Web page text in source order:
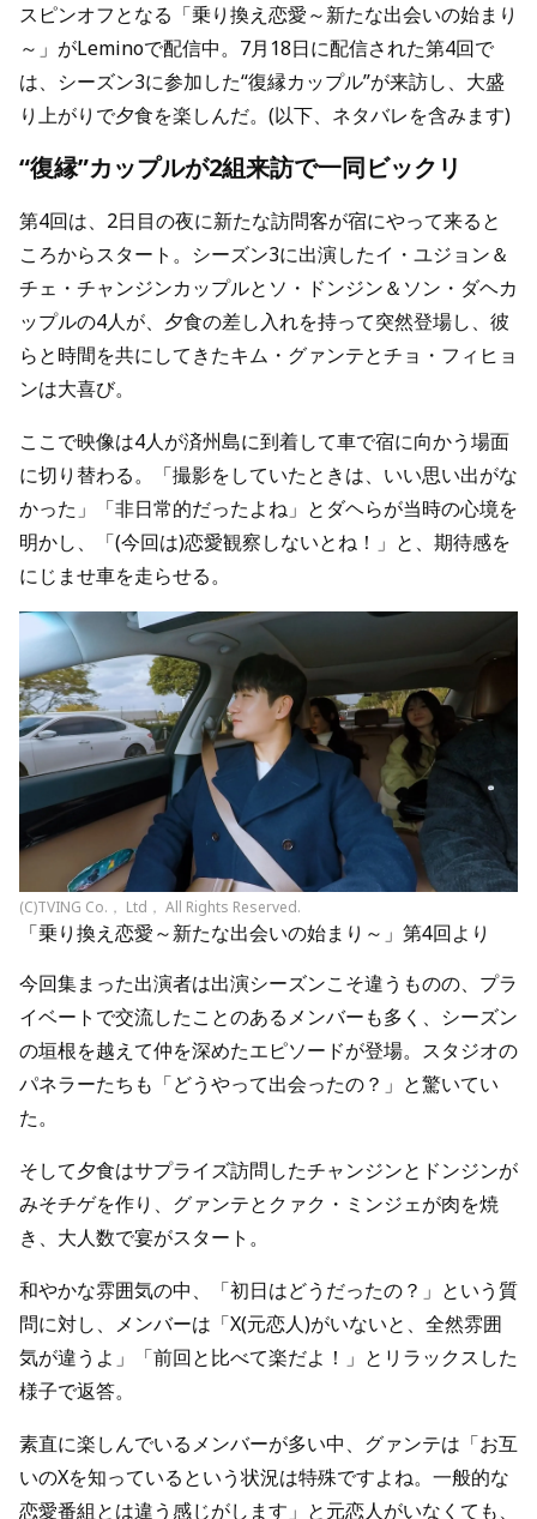
スピンオフとなる「乗り換え恋愛～新たな出会いの始まり
～」がLeminoで配信中。7月18日に配信された第4回で
は、シーズン3に参加した“復縁カップル”が来訪し、大盛
り上がりで夕食を楽しんだ。(以下、ネタバレを含みます)
“復縁”カップルが2組来訪で一同ビックリ
第4回は、2日目の夜に新たな訪問客が宿にやって来ると
ころからスタート。シーズン3に出演したイ・ユジョン＆
チェ・チャンジンカップルとソ・ドンジン＆ソン・ダヘカ
ップルの4人が、夕食の差し入れを持って突然登場し、彼
らと時間を共にしてきたキム・グァンテとチョ・フィヒョ
ンは大喜び。
ここで映像は4人が済州島に到着して車で宿に向かう場面
に切り替わる。「撮影をしていたときは、いい思い出がな
かった」「非日常的だったよね」とダヘらが当時の心境を
明かし、「(今回は)恋愛観察しないとね！」と、期待感を
にじませ車を走らせる。
(C)TVING Co.， Ltd， All Rights Reserved.
「乗り換え恋愛～新たな出会いの始まり～」第4回より
今回集まった出演者は出演シーズンこそ違うものの、プラ
イベートで交流したことのあるメンバーも多く、シーズン
の垣根を越えて仲を深めたエピソードが登場。スタジオの
パネラーたちも「どうやって出会ったの？」と驚いてい
た。
そして夕食はサプライズ訪問したチャンジンとドンジンが
みそチゲを作り、グァンテとクァク・ミンジェが肉を焼
き、大人数で宴がスタート。
和やかな雰囲気の中、「初日はどうだったの？」という質
問に対し、メンバーは「X(元恋人)がいないと、全然雰囲
気が違うよ」「前回と比べて楽だよ！」とリラックスした
様子で返答。
素直に楽しんでいるメンバーが多い中、グァンテは「お互
いのXを知っているという状況は特殊ですよね。一般的な
恋愛番組とは違う感じがします」と元恋人がいなくても、